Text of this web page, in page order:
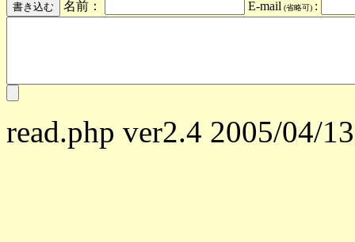
名前： E-mail (省略可) :
read.php ver2.4 2005/04/13